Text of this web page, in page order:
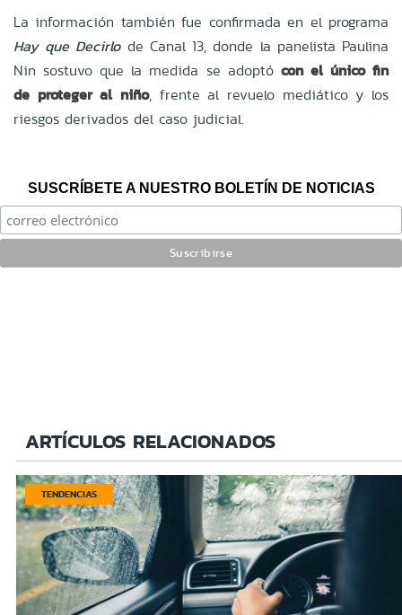
La información también fue confirmada en el programa
Hay que Decirlode Canal 13, donde la panelista Paulina
Nin sostuvo que la medida se adoptó con el único fin
de proteger al niño, frente al revuelo mediático y los
riesgos derivados del caso judicial.
SUSCRÍBETE A NUESTRO BOLETÍN DE NOTICIAS
ARTÍCULOS RELACIONADOS
TENDENCIAS